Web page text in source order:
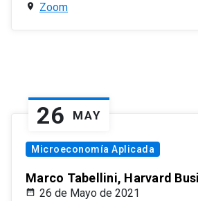
Zoom
26 MAY
Microeconomía Aplicada
Marco Tabellini, Harvard
26 de Mayo de 2021